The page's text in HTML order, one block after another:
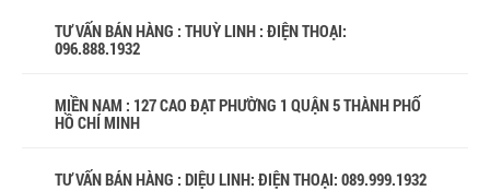
TƯ VẤN BÁN HÀNG : THUỲ LINH : ĐIỆN THOẠI:
096.888.1932
MIỀN NAM : 127 CAO ĐẠT PHƯỜNG 1 QUẬN 5 THÀNH PHỐ
HỒ CHÍ MINH
TƯ VẤN BÁN HÀNG : DIỆU LINH: ĐIỆN THOẠI: 089.999.1932